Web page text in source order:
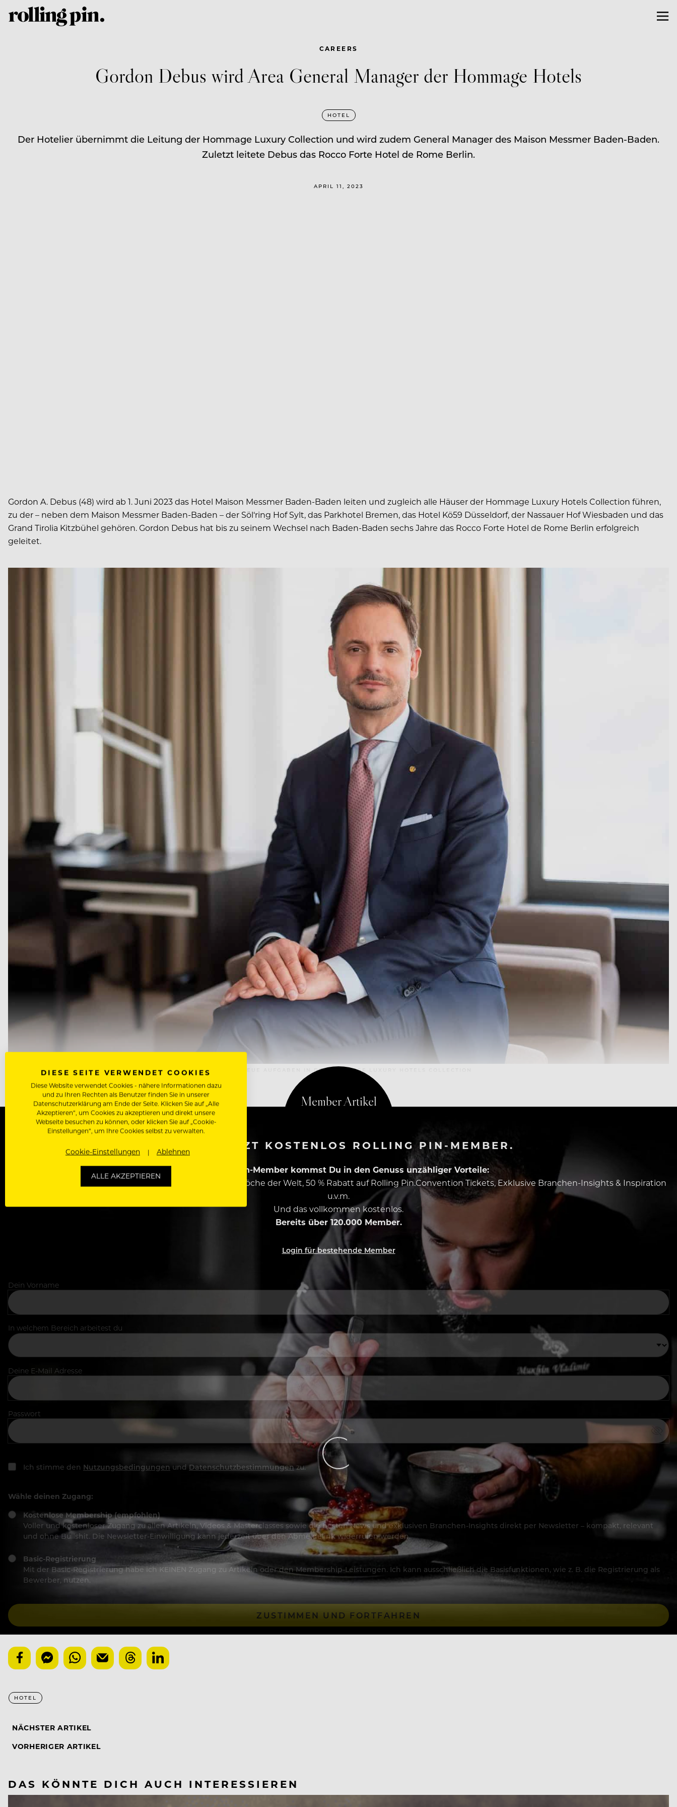
CAREERS
Gordon Debus wird Area General Manager der Hommage Hotels
HOTEL
Der Hotelier übernimmt die Leitung der Hommage Luxury Collection und wird zudem General Manager des Maison Messmer Baden-Baden.
Zuletzt leitete Debus das Rocco Forte Hotel de Rome Berlin.
APRIL 11, 2023
Gordon A. Debus (48) wird ab 1. Juni 2023 das Hotel Maison Messmer Baden-Baden leiten und zugleich alle Häuser der Hommage Luxury Hotels Collection führen,
zu der – neben dem Maison Messmer Baden-Baden – der Söl‘ring Hof Sylt, das Parkhotel Bremen, das Hotel Kö59 Düsseldorf, der Nassauer Hof Wiesbaden und das
Grand Tirolia Kitzbühel gehören. Gordon Debus hat bis zu seinem Wechsel nach Baden-Baden sechs Jahre das Rocco Forte Hotel de Rome Berlin erfolgreich
geleitet.
DER LEIDENSCHAFTLICHE HOTELIER GORDON A. DEBUS BEKOMMT NEUE AUFGABEN IN DER HOMMAGE LUXURY HOTELS COLLECTION
WERDE JETZT KOSTENLOS ROLLING PIN-MEMBER.
Als Rolling Pin-Member kommst Du in den Genuss unzähliger Vorteile:
Zugriff auf alle Artikel, Videos & Masterclasses der besten Köche der Welt, 50 % Rabatt auf Rolling Pin.Convention Tickets, Exklusive Branchen-Insights & Inspiration
u.v.m.
Und das vollkommen kostenlos.
Bereits über 120.000 Member.
Login für bestehende Member
Dein Vorname
In welchem Bereich arbeitest du
Deine E-Mail Adresse
Passwort
Ich stimme den Nutzungsbedingungen und Datenschutzbestimmungenzu.
Wähle deinen Zugang:
Kostenlose Membership (empfohlen)
Voller und kostenloser Zugang zu allen Artikeln, Videos & Masterclasses sowie die besten News und exklusiven Branchen-Insights direkt per Newsletter – kompakt, relevant
und ohne Bullshit. Die Newsletter-Einwilligung kann jederzeit über den Abmeldelink widerrufen werden.
Basic-Registrierung
Mit der Basic-Registrierung habe ich KEINEN Zugang zu Artikeln oder den Membership-Leistungen. Ich kann ausschließlich die Basisfunktionen, wie z. B. die Registrierung als
Bewerber, nutzen.
ZUSTIMMEN UND FORTFAHREN
HOTEL
NÄCHSTER ARTIKEL
VORHERIGER ARTIKEL
DAS KÖNNTE DICH AUCH INTERESSIEREN
DIESE SEITE VERWENDET COOKIES
Diese Website verwendet Cookies - nähere Informationen dazu
und zu Ihren Rechten als Benutzer finden Sie in unserer
Datenschutzerklärung am Ende der Seite. Klicken Sie auf „Alle
Akzeptieren“, um Cookies zu akzeptieren und direkt unsere
Webseite besuchen zu können, oder klicken Sie auf „Cookie-
Einstellungen“, um Ihre Cookies selbst zu verwalten.
Cookie-Einstellungen Ablehnen
ALLE AKZEPTIEREN